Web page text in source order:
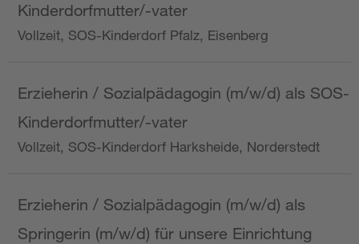
Kinderdorfmutter/-vater
Vollzeit, SOS-Kinderdorf Pfalz, Eisenberg
Erzieherin / Sozialpädagogin (m/w/d) als SOS-
Kinderdorfmutter/-vater
Vollzeit, SOS-Kinderdorf Harksheide, Norderstedt
Erzieherin / Sozialpädagogin (m/w/d) als
Springerin (m/w/d) für unsere Einrichtung